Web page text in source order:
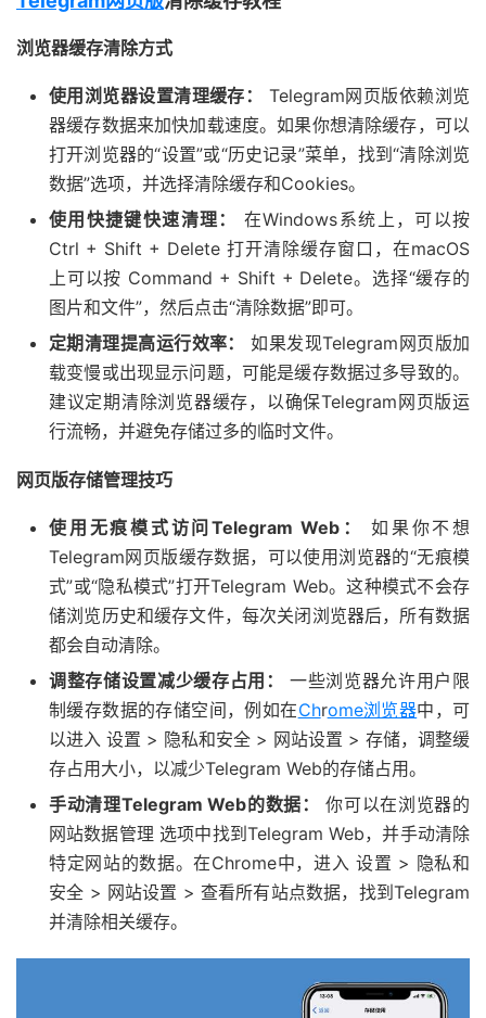
浏览器缓存清除方式
使用浏览器设置清理缓存：
Telegram网页版依赖浏览
器缓存数据来加快加载速度。如果你想清除缓存，可以
打开浏览器的“设置”或“历史记录”菜单，找到“清除浏览
数据”选项，并选择清除缓存和Cookies。
使用快捷键快速清理：
在Windows系统上，可以按
Ctrl + Shift + Delete 打开清除缓存窗口，在macOS
上可以按 Command + Shift + Delete。选择“缓存的
图片和文件”，然后点击“清除数据”即可。
定期清理提高运行效率：
如果发现Telegram网页版加
载变慢或出现显示问题，可能是缓存数据过多导致的。
建议定期清除浏览器缓存，以确保Telegram网页版运
行流畅，并避免存储过多的临时文件。
网页版存储管理技巧
使用无痕模式访问Telegram Web：
如果你不想
Telegram网页版缓存数据，可以使用浏览器的“无痕模
式”或“隐私模式”打开Telegram Web。这种模式不会存
储浏览历史和缓存文件，每次关闭浏览器后，所有数据
都会自动清除。
调整存储设置减少缓存占用：
一些浏览器允许用户限
制缓存数据的存储空间，例如在Chrome浏览器中，可
以进入 设置 > 隐私和安全 > 网站设置 > 存储，调整缓
存占用大小，以减少Telegram Web的存储占用。
手动清理Telegram Web的数据：
你可以在浏览器的
网站数据管理 选项中找到Telegram Web，并手动清除
特定网站的数据。在Chrome中，进入 设置 > 隐私和
安全 > 网站设置 > 查看所有站点数据，找到Telegram
并清除相关缓存。